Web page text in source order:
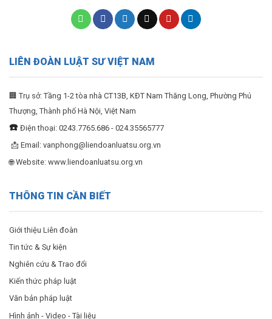
LIÊN ĐOÀN LUẬT SƯ VIỆT NAM
🏢 Trụ sở: Tầng 1-2 tòa nhà CT13B, KĐT Nam Thăng Long, Phường Phú
Thượng, Thành phố Hà Nội, Việt Nam
☎️ Điện thoại: 0243.7765.686 - 024.35565777
📩 Email: vanphong@liendoanluatsu.org.vn
🌐 Website: www.liendoanluatsu.org.vn
THÔNG TIN CẦN BIẾT
Giới thiệu Liên đoàn
Tin tức & Sự kiện
Nghiên cứu & Trao đổi
Kiến thức pháp luật
Văn bản pháp luật
Hình ảnh - Video - Tài liệu